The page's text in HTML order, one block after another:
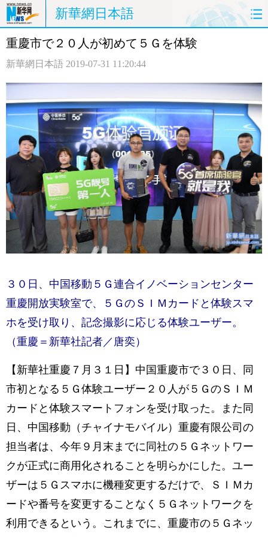
新華網日本語
ホームページ 政治
観光 評論 写真
中日対訳
重慶市で２０人が初めて５Ｇを体験
新華網日本語 2019-07-31 11:20:44
３０日、中国移動５Ｇ連合イノベーションセンター
重慶開放実験室で、５ＧのＳＩＭカードと体験スマ
ホを受け取り、記念撮影に応じる体験ユーザー。
（重慶＝新華社記者／唐奕）
【新華社重慶７月３１日】中国重慶市で３０日、同
市初となる５Ｇ体験ユーザー２０人が５ＧのＳＩＭ
カードと体験スマートフォンを受け取った。また同
日、中国移動（チャイナモバイル）重慶有限公司の
担当者は、今年９月末までに同社の５Ｇネットワー
クが正式に商用化されることを明らかにした。ユー
ザーは５Ｇスマホに機種変更するだけで、ＳＩＭカ
ードや番号を変更することなく５Ｇネットワークを
利用できるという。これまでに、重慶市の５Ｇネッ